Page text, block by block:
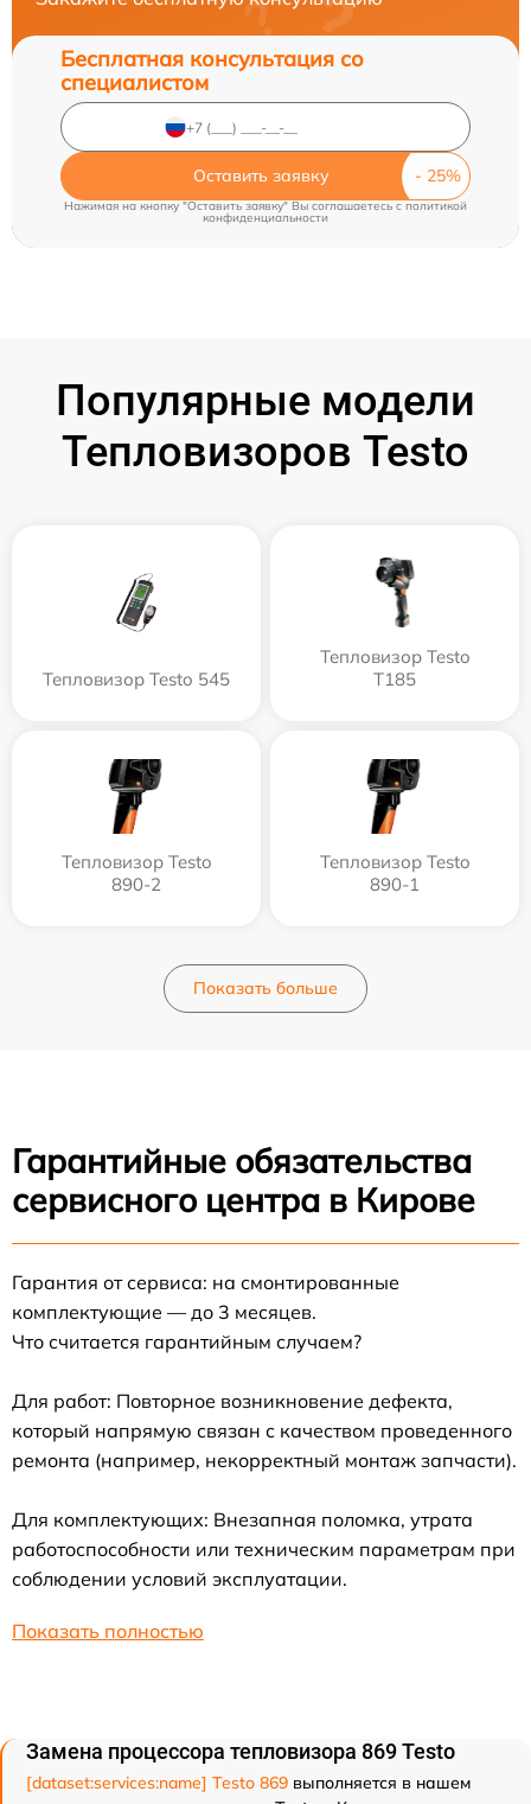
Бесплатная консультация со
специалистом
Оставить заявку
Нажимая на кнопку "Оставить заявку" Вы соглашаетесь cполитикой
конфиденциальности
Популярные модели
Тепловизоров Testo
Тепловизор Testo 545
Тепловизор Testo
T185
Тепловизор Testo
890-2
Тепловизор Testo
890-1
Показать больше
Гарантийные обязательства
сервисного центра в Кирове
Гарантия от сервиса: на смонтированные
комплектующие — до 3 месяцев.
Что считается гарантийным случаем?
Для работ: Повторное возникновение дефекта,
который напрямую связан с качеством проведенного
ремонта (например, некорректный монтаж запчасти).
Для комплектующих: Внезапная поломка, утрата
работоспособности или техническим параметрам при
соблюдении условий эксплуатации.
Показать полностью
Замена процессора тепловизора 869 Testo
[dataset:services:name] Testo 869 выполняется в нашем